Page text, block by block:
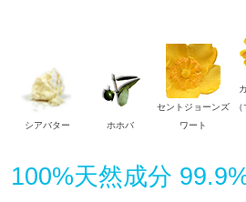
シアバター ホホバ
セントジョーンズ
ワート
100%天然成分